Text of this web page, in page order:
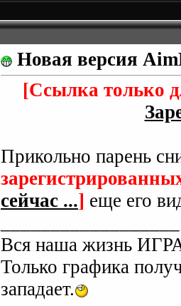
Новая версия
[Ссылка только
Прикольно парень
сейчас ...] еще его
Вся наша жизнь
Только графика
западает.